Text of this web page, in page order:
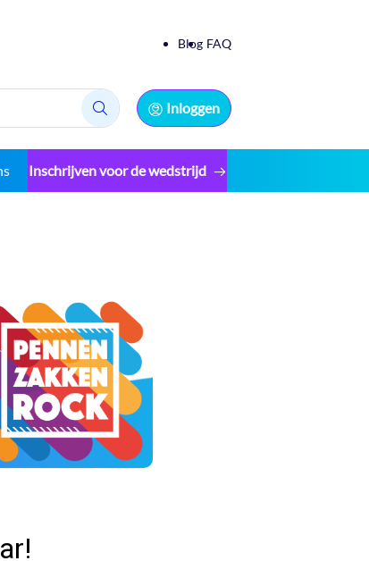
Blog FAQ
Zoek:
Inloggen
Inschrijven voor de wedstrijd